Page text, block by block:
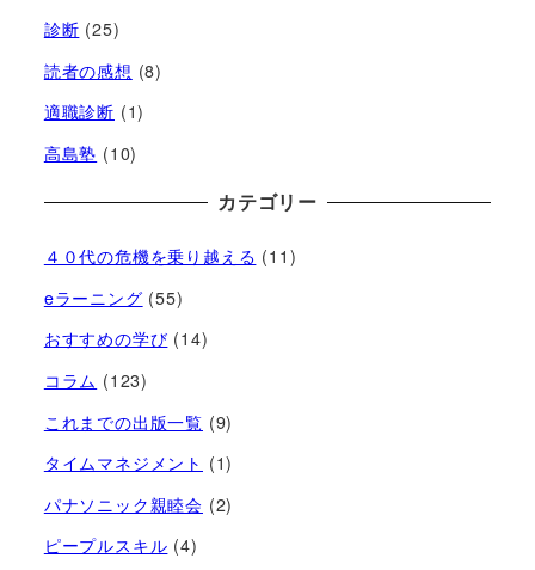
診断 (25)
読者の感想 (8)
適職診断 (1)
高島塾 (10)
カテゴリー
４０代の危機を乗り越える (11)
eラーニング (55)
おすすめの学び (14)
コラム (123)
これまでの出版一覧 (9)
タイムマネジメント (1)
パナソニック親睦会 (2)
ピープルスキル (4)